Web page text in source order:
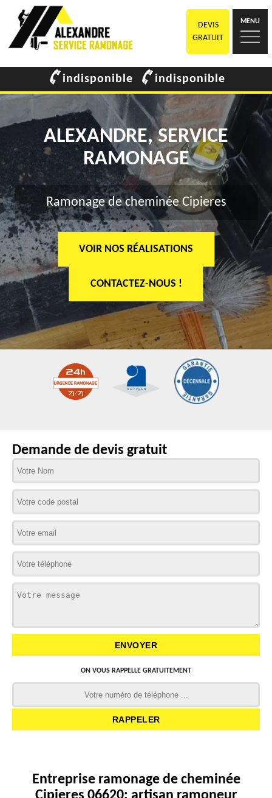
DEVIS
GRATUIT
MENU
indisponible indisponible
ALEXANDRE, SERVICE
RAMONAGE
Ramonage de cheminée Cipieres
VOIR NOS RÉALISATIONS
CONTACTEZ-NOUS !
Demande de devis gratuit
ON VOUS RAPPELLE GRATUITEMENT
Entreprise ramonage de cheminée